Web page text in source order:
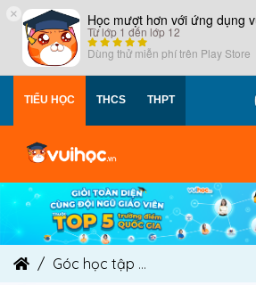
× Học mượt hơn với ứng dụng
Từ lớp 1 đến lớp 12
Dùng thử miễn phí trên Play Store
TIỂU HỌC THCS THPT
Góc học tập